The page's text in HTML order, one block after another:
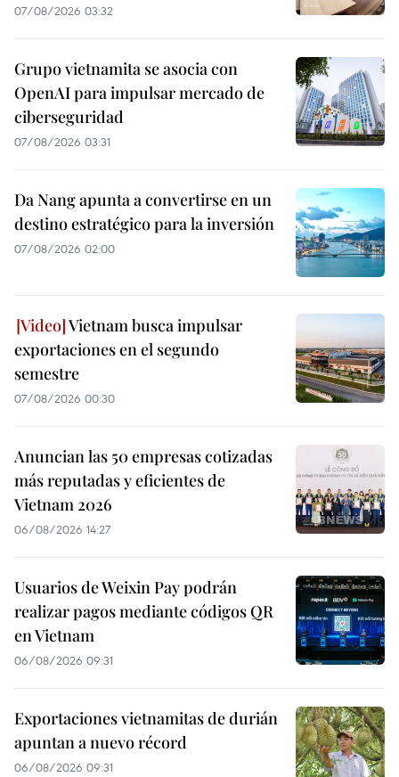
07/08/2026 03:32
Grupo vietnamita se asocia con
OpenAI para impulsar mercado de
ciberseguridad
07/08/2026 03:31
Da Nang apunta a convertirse en un
destino estratégico para la inversión
07/08/2026 02:00
Vietnam busca impulsar
exportaciones en el segundo
semestre
07/08/2026 00:30
Anuncian las 50 empresas cotizadas
más reputadas y eficientes de
Vietnam 2026
06/08/2026 14:27
Usuarios de Weixin Pay podrán
realizar pagos mediante códigos QR
en Vietnam
06/08/2026 09:31
Exportaciones vietnamitas de durián
apuntan a nuevo récord
06/08/2026 09:31